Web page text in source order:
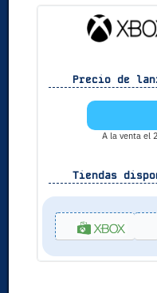
Precio de
A la venta el
Tiendas